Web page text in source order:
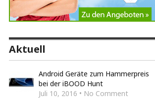
Aktuell
Android Geräte zum Hammerpreis
bei der iBOOD Hunt
Juli 10, 2016 • No Comment